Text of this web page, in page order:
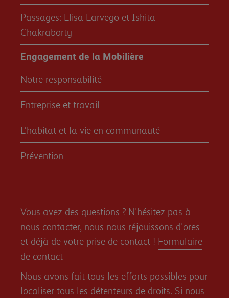
Passages: Elisa Larvego et Ishita
Chakraborty
Engagement de la Mobilière
Notre responsabilité
Entreprise et travail
L’habitat et la vie en communauté
Prévention
Vous avez des questions ? N'hésitez pas à
nous contacter, nous nous réjouissons d'ores
et déjà de votre prise de contact ! Formulaire
de contact
Nous avons fait tous les efforts possibles pour
localiser tous les détenteurs de droits. Si nous